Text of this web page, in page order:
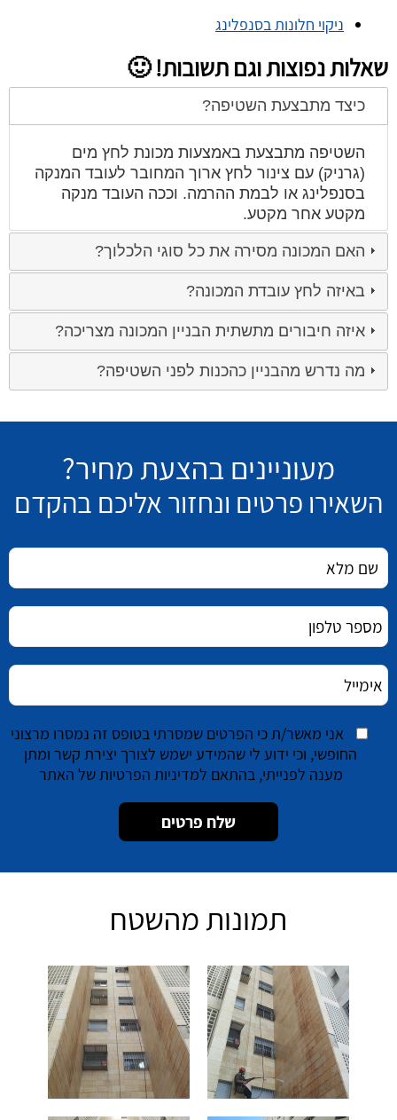
ניקוי חלונות בסנפלינג
שאלות נפוצות וגם תשובות! 🙂
כיצד מתבצעת השטיפה?
השטיפה מתבצעת באמצעות מכונת לחץ מים
(גרניק) עם צינור לחץ ארוך המחובר לעובד המנקה
בסנפלינג או לבמת ההרמה. וככה העובד מנקה
מקטע אחר מקטע.
האם המכונה מסירה את כל סוגי הלכלוך?
באיזה לחץ עובדת המכונה?
איזה חיבורים מתשתית הבניין המכונה מצריכה?
מה נדרש מהבניין כהכנות לפני השטיפה?
מעוניינים בהצעת מחיר?
השאירו פרטים ונחזור אליכם בהקדם
אני מאשר/ת כי הפרטים שמסרתי בטופס זה נמסרו מרצוני
החופשי, וכי ידוע לי שהמידע ישמש לצורך יצירת קשר ומתן
מענה לפנייתי, בהתאם למדיניות הפרטיות של האתר
תמונות מהשטח